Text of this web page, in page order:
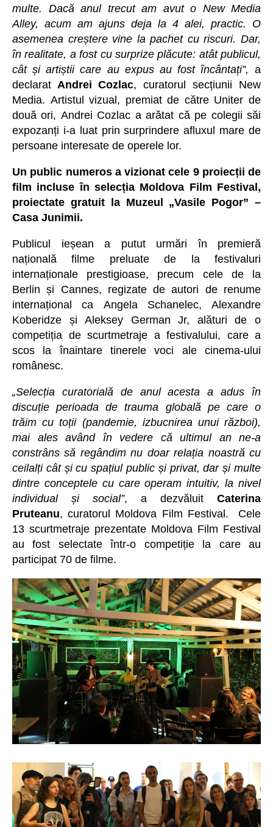
multe. Dacă anul trecut am avut o New Media
Alley, acum am ajuns deja la 4 alei, practic. O
asemenea creștere vine la pachet cu riscuri. Dar,
în realitate, a fost cu surprize plăcute: atât publicul,
cât și artiștii care au expus au fost încântați”, a
declarat Andrei Cozlac, curatorul secțiunii New
Media. Artistul vizual, premiat de către Uniter de
două ori, Andrei Cozlac a arătat că pe colegii săi
expozanți i-a luat prin surprindere afluxul mare de
persoane interesate de operele lor.
Un public numeros a vizionat cele 9 proiecții de
film incluse în selecția Moldova Film Festival,
proiectate gratuit la Muzeul „Vasile Pogor” –
Casa Junimii.
Publicul ieșean a putut urmări în premieră
națională filme preluate de la festivaluri
internaționale prestigioase, precum cele de la
Berlin și Cannes, regizate de autori de renume
internațional ca Angela Schanelec, Alexandre
Koberidze și Aleksey German Jr, alături de o
competiția de scurtmetraje a festivalului, care a
scos la înaintare tinerele voci ale cinema-ului
românesc.
„Selecția curatorială de anul acesta a adus în
discuție perioada de trauma globală pe care o
trăim cu toții (pandemie, izbucnirea unui război),
mai ales având în vedere că ultimul an ne-a
constrâns să regândim nu doar relația noastră cu
ceilalți cât și cu spațiul public și privat, dar și multe
dintre conceptele cu care operam intuitiv, la nivel
individual și social”, a dezvăluit Caterina
Pruteanu, curatorul Moldova Film Festival. Cele
13 scurtmetraje prezentate Moldova Film Festival
au fost selectate într-o competiție la care au
participat 70 de filme.